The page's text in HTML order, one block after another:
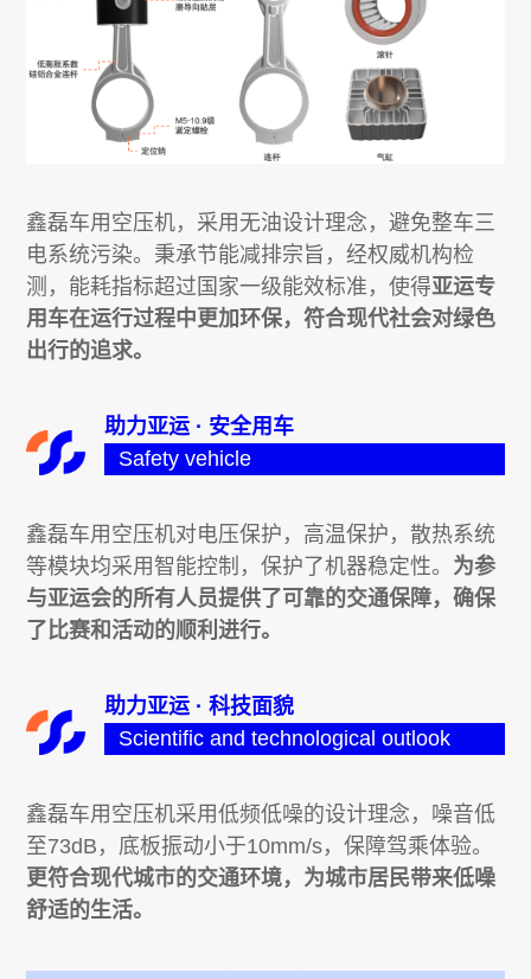
鑫磊车用空压机，采用无油设计理念，避免整车三
电系统污染。秉承节能减排宗旨，经权威机构检
测，能耗指标超过国家一级能效标准，使得亚运专
用车在运行过程中更加环保，符合现代社会对绿色
出行的追求。
助力亚运 · 安全用车
Safety vehicle
鑫磊车用空压机对电压保护 ，高温保护，散热系统
等模块均采用智能控制，保护了机器稳定性。 为参
与亚运会的所有人员提供了可靠的交通保障，确保
了比赛和活动的顺利进行。
助力亚运 · 科技面貌
Scientific and technological outlook
鑫磊车用空压机采用低频低噪的设计理念，噪音低
至73dB，底板振动小于10mm/s，保障驾乘体验。
更符合现代城市的交通环境，为城市居民带来低噪
舒适的生活。